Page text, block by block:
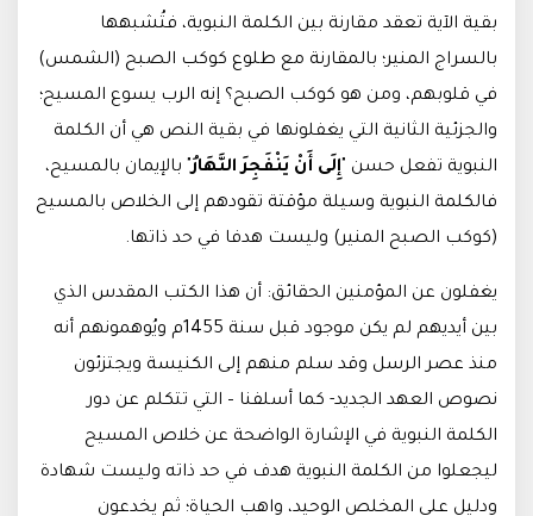
بقية الآية تعقد مقارنة بين الكلمة النبوية، فتُشبهها
بالسراج المنير؛ بالمقارنة مع طلوع كوكب الصبح (الشمس)
في قلوبهم، ومن هو كوكب الصبح؟ إنه الرب يسوع المسيح؛
والجزئية الثانية التي يغفلونها في بقية النص هي أن الكلمة
النبوية تفعل حسن " إِلَى أَنْ يَنْفَجِرَ النَّهَارُ" بالإيمان بالمسيح،
فالكلمة النبوية وسيلة مؤقتة تقودهم إلى الخلاص بالمسيح
(كوكب الصبح المنير) وليست هدفا في حد ذاتها.
يغفلون عن المؤمنين الحقائق: أن هذا الكتب المقدس الذي
بين أيديهم لم يكن موجود قبل سنة 1455م ويُوهمونهم أنه
منذ عصر الرسل وقد سلم منهم إلى الكنيسة ويجتزئون
نصوص العهد الجديد- كما أسلفنا – التي تتكلم عن دور
الكلمة النبوية في الإشارة الواضحة عن خلاص المسيح
ليجعلوا من الكلمة النبوية هدف في حد ذاته وليست شهادة
ودليل على المخلص الوحيد، واهب الحياة؛ ثم يخدعون